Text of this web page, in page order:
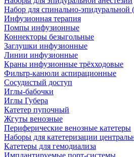
Набор для спинально-эпидуральной
Инфузионная терапия
Помпы инфузионные
Коннекторы безыгольные
Заглушки инфузионные
Линии инфузионные
Краны инфузионные трёхходовые
Фильтр-канюли аспирационные
Сосудистый доступ
Иглы-бабочки
Иглы Губера
Катетер пупочный
Жгуты венозные
Периферические венозные катетеры
Наборы для катетеризации
Катетеры для гемодиализа
Имплантируемые порт‑системы